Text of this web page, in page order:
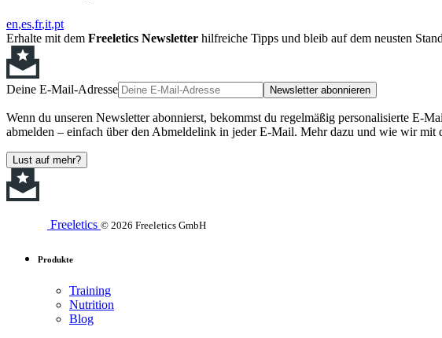
en es fr it pt
Erhalte mit dem Freeletics Newsletter hilfreiche Tipps und bleib auf dem neusten
Deine E-Mail-Adresse Newsletter abonnieren
Wenn du unseren Newsletter abonnierst, bekommst du regelmäßig personalisierte E-
abmelden – einfach über den Abmeldelink in jeder E-Mail. Mehr dazu und wie wir mit
Lust auf mehr?
Freeletics © 2026 Freeletics GmbH
Produkte
Training
Nutrition
Blog